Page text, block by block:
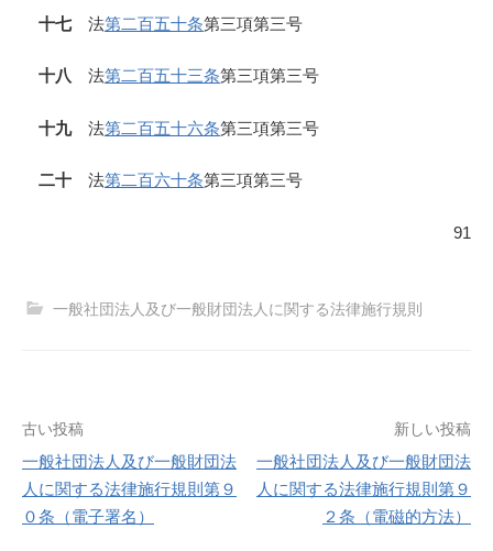
十七法第二百五十条第三項第三号
十八 法第二百五十三条第三項第三号
十九法第二百五十六条第三項第三号
二十 法第二百六十条第三項第三号
91
一般社団法人及び一般財団法人に関する法律施行規則
投
稿
ナ
古い投稿
一般社団法人及び一般財団法
人に関する法律施行規則第９
０条（電子署名）
新しい投稿
一般社団法人及び一般財団法
人に関する法律施行規則第９
２条（電磁的方法）